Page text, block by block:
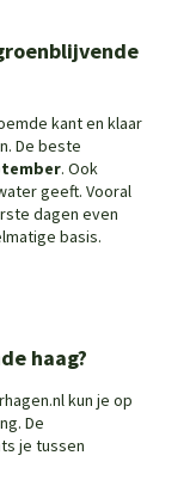
kant en klaar
De beste
. Ook
geeft. Vooral
dagen even
basis.
haag?
kun je op
De
je tussen